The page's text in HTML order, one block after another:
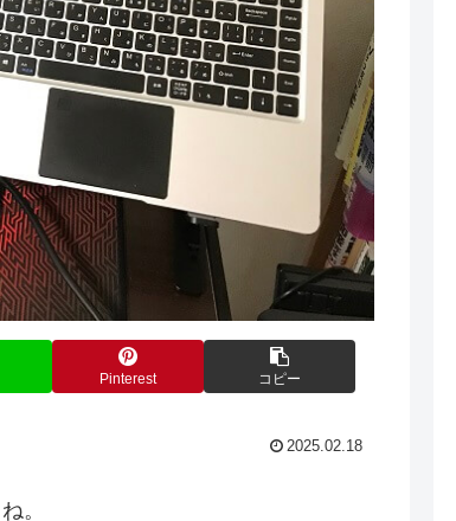
Pinterest コピー
2025.02.18
。